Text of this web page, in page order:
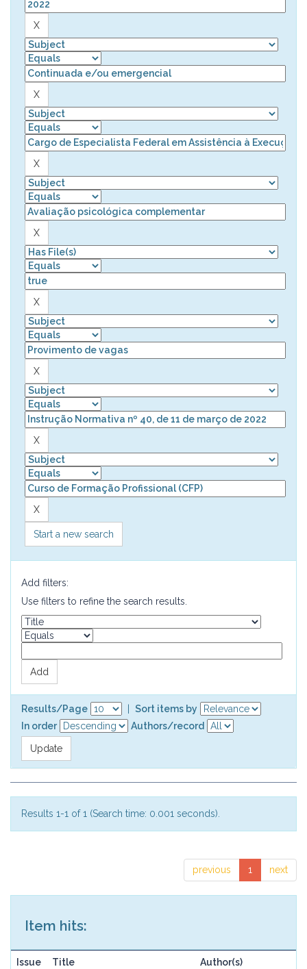
Start a new search
Add filters:
Use filters to refine the search results.
Results/Page
Sort items by
In order
Authors/record
Results 1-1 of 1 (Search time: 0.001 seconds).
previous 1 next
Item hits:
Issue Title Author(s)